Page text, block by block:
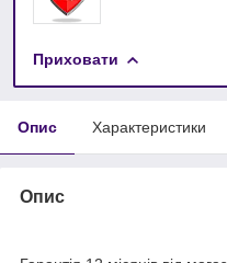
Приховати
Опис Характеристики
Опис